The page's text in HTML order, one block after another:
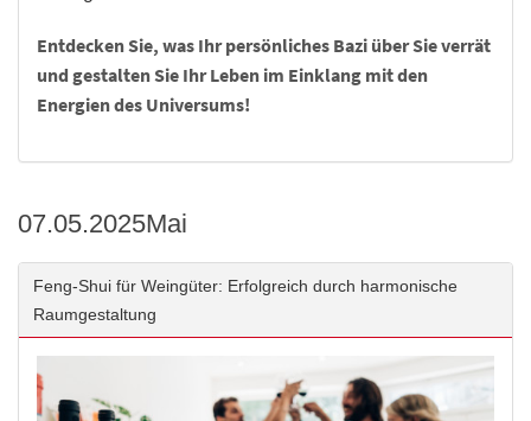
Entdecken Sie, was Ihr persönliches Bazi über Sie verrät
und gestalten Sie Ihr Leben im Einklang mit den
Energien des Universums!
07.05.2025Mai
Feng-Shui für Weingüter: Erfolgreich durch harmonische
Raumgestaltung